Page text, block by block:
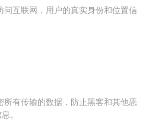
问互联网，用户的真实身份和位置信
所有传输的数据，防止黑客和其他恶
。